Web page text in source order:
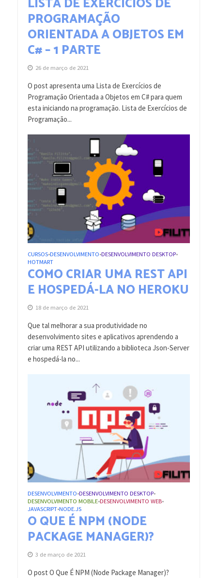
LISTA DE EXERCÍCIOS DE
PROGRAMAÇÃO
ORIENTADA A OBJETOS EM
C# – 1 PARTE
26 de março de 2021
O post apresenta uma Lista de Exercícios de
Programação Orientada a Objetos em C# para quem
esta iniciando na programação. Lista de Exercícios de
Programação...
CURSOS•DESENVOLVIMENTO•DESENVOLVIMENTO DESKTOP•
HOTMART
COMO CRIAR UMA REST API
E HOSPEDÁ-LA NO HEROKU
18 de março de 2021
Que tal melhorar a sua produtividade no
desenvolvimento sites e aplicativos aprendendo a
criar uma REST API utilizando a biblioteca Json-Server
e hospedá-la no...
DESENVOLVIMENTO•DESENVOLVIMENTO DESKTOP•
DESENVOLVIMENTO MOBILE•DESENVOLVIMENTO WEB•
JAVASCRIPT•NODE.JS
O QUE É NPM (NODE
PACKAGE MANAGER)?
3 de março de 2021
O post O Que É NPM (Node Package Manager)?